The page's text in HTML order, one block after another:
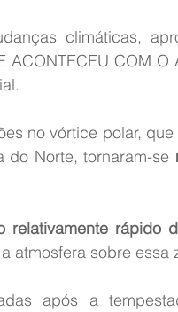
climáticas,
COM O
no vórtice polar,
Norte, tornaram-se
relativamente rápido
atmosfera sobre essa
após a